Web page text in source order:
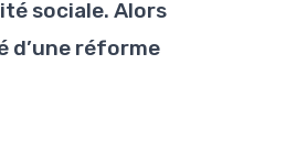
sociale. Alors
d’une réforme